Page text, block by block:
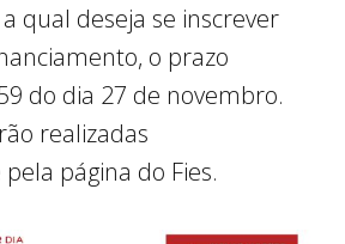
qual deseja se inscrever
o prazo
do dia 27 de novembro.
realizadas
página do Fies.